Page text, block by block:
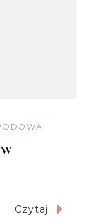
Czytaj